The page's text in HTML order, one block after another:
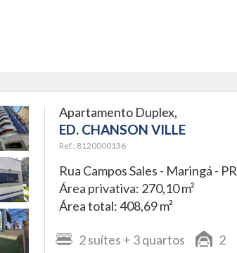
Apartamento Duplex,
ED. CHANSON VILLE
Ref.: 8120000136
Rua Campos Sales - Maringá - PR
Área privativa: 270,10 m²
Área total: 408,69 m²
2suítes + 3quartos 2